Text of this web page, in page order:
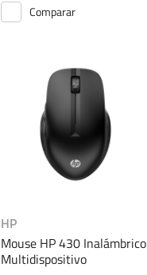
Comparar
HP
Mouse HP 430 Inalámbrico
Multidispositivo